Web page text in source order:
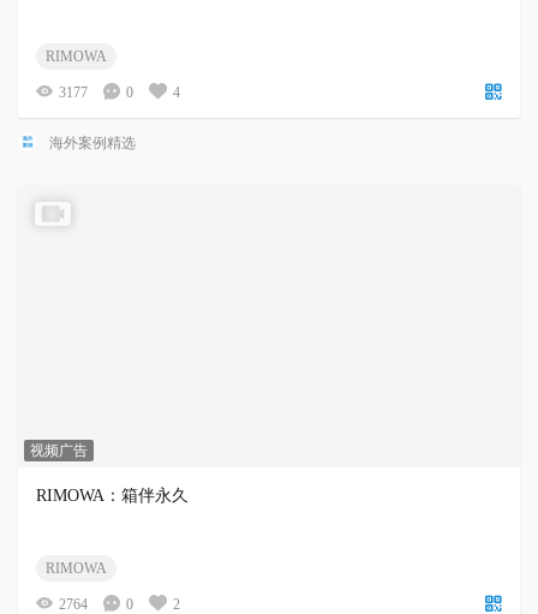
RIMOWA
3177 0 4
海外案例精选
视频广告
RIMOWA：箱伴永久
RIMOWA
2764 0 2